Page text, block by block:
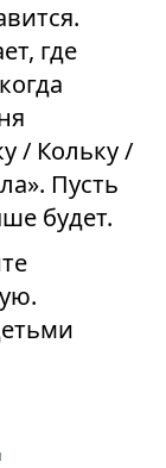
где
/ Кольку /
Пусть
будет.